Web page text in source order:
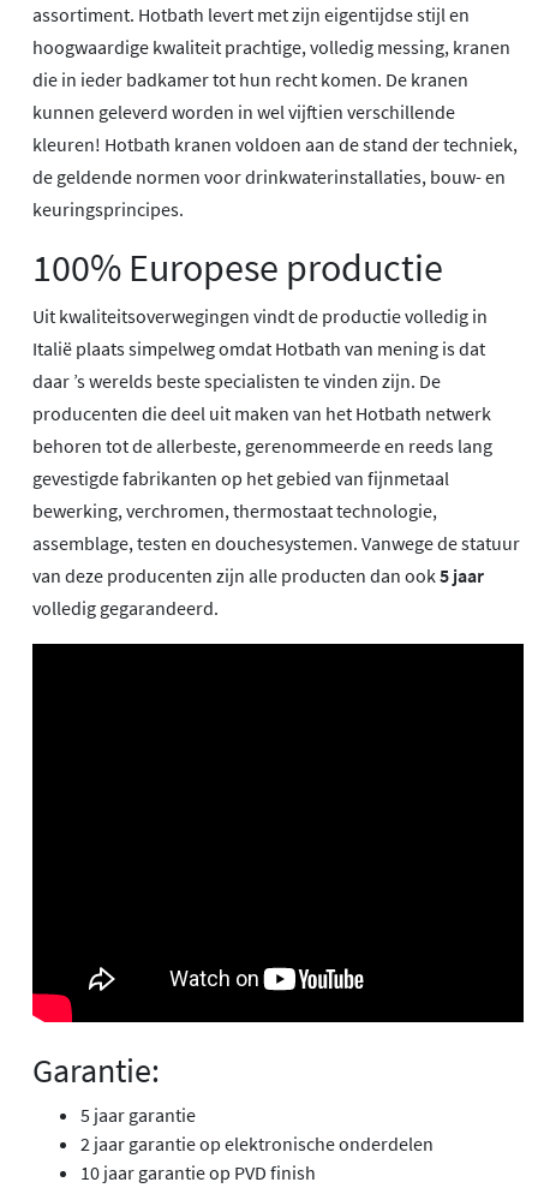
assortiment. Hotbath levert met zijn eigentijdse stijl en
hoogwaardige kwaliteit prachtige, volledig messing, kranen
die in ieder badkamer tot hun recht komen. De kranen
kunnen geleverd worden in wel vijftien verschillende
kleuren! Hotbath kranen voldoen aan de stand der techniek,
de geldende normen voor drinkwaterinstallaties, bouw- en
keuringsprincipes.
100% Europese productie
Uit kwaliteitsoverwegingen vindt de productie volledig in
Italië plaats simpelweg omdat Hotbath van mening is dat
daar ’s werelds beste specialisten te vinden zijn. De
producenten die deel uit maken van het Hotbath netwerk
behoren tot de allerbeste, gerenommeerde en reeds lang
gevestigde fabrikanten op het gebied van fijnmetaal
bewerking, verchromen, thermostaat technologie,
assemblage, testen en douchesystemen. Vanwege de statuur
van deze producenten zijn alle producten dan ook5 jaar
volledig gegarandeerd.
Garantie:
5 jaar garantie
2 jaar garantie op elektronische onderdelen
10 jaar garantie op PVD finish